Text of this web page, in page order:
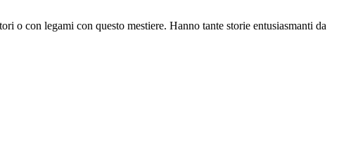
o con legami con questo mestiere. Hanno tante storie entusiasmanti da